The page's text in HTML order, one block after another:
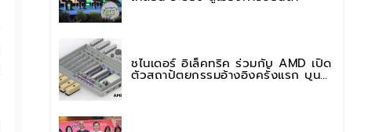
ชไนเดอร์ อิเล็คทริค ร่วมกับ AMD เปิด
ตัวสถาปัตยกรรมอ้างอิงครั้งแรก บน
แพลตฟอร์ม “Helios” เร่งการติดตั้งใช้